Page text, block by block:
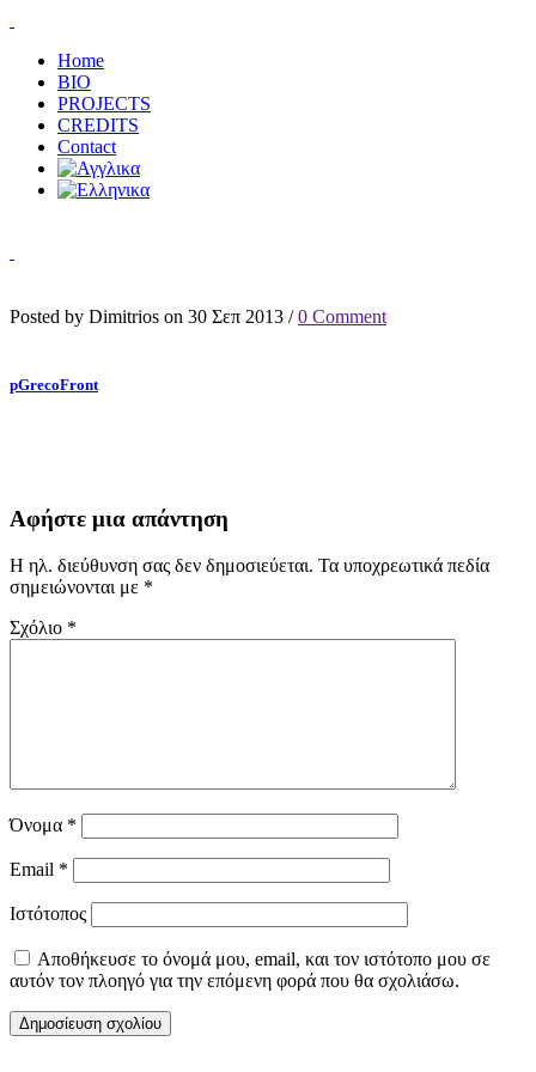
Home
BIO
PROJECTS
CREDITS
Contact
Posted by Dimitrios on 30 Σεπ 2013 /0 Comment
pGrecoFront
Αφήστε μια απάντηση
Η ηλ. διεύθυνση σας δεν δημοσιεύεται. Τα υποχρεωτικά πεδία
σημειώνονται με *
Σχόλιο *
Όνομα *
Email *
Ιστότοπος
Αποθήκευσε το όνομά μου, email, και τον ιστότοπο μου σε
αυτόν τον πλοηγό για την επόμενη φορά που θα σχολιάσω.